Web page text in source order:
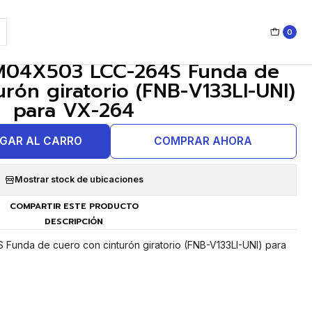
0
LCC-264S Funda de
giratorio (FNB-V133LI-UNI)
para VX-264
AL CARRO COMPRAR AHORA
Mostrar stock de ubicaciones
COMPARTIR ESTE PRODUCTO
DESCRIPCIÓN
de cuero con cinturón giratorio (FNB-V133LI-UNI) para